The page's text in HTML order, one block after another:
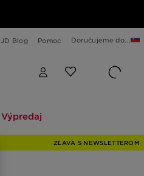
JD Blog Pomoc Doručujeme do...
Výpredaj
ZĽAVA S NEWSLETTEROM